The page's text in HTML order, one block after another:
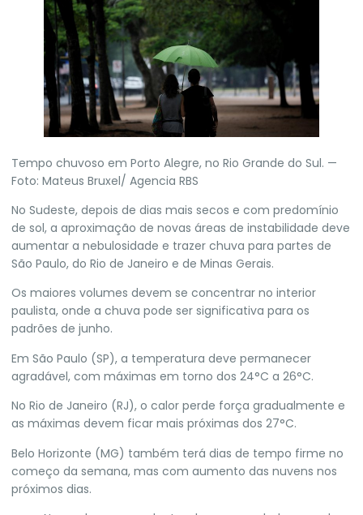
Tempo chuvoso em Porto Alegre, no Rio Grande do Sul. —
Foto: Mateus Bruxel/ Agencia RBS
No Sudeste, depois de dias mais secos e com predomínio
de sol, a aproximação de novas áreas de instabilidade deve
aumentar a nebulosidade e trazer chuva para partes de
São Paulo, do Rio de Janeiro e de Minas Gerais.
Os maiores volumes devem se concentrar no interior
paulista, onde a chuva pode ser significativa para os
padrões de junho.
Em São Paulo (SP), a temperatura deve permanecer
agradável, com máximas em torno dos 24°C a 26°C.
No Rio de Janeiro (RJ), o calor perde força gradualmente e
as máximas devem ficar mais próximas dos 27°C.
Belo Horizonte (MG) também terá dias de tempo firme no
começo da semana, mas com aumento das nuvens nos
próximos dias.